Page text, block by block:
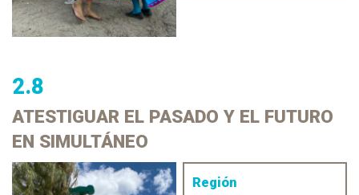
2.8
ATESTIGUAR EL PASADO Y EL FUTURO
EN SIMULTÁNEO
Región